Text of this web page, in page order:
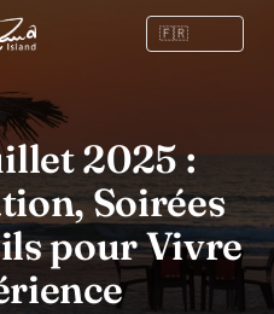
2025 :
Soirées
pour Vivre